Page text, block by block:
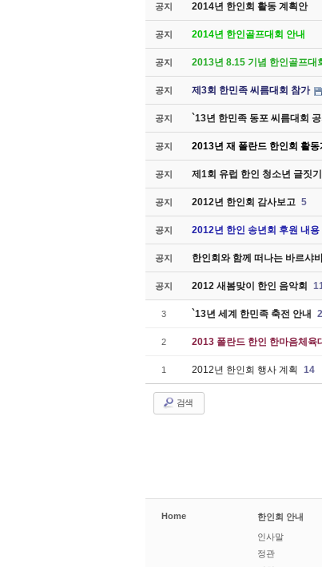
공지 2014년 한인회 활동 계획안
공지 2014년 한인골프대회 안내
공지 2013년 8.15 기념 한인골프대
공지 제3회 한민족 씨름대회 참가
공지 `13년 한민족 동포 씨름대회
공지 2013년 재 폴란드 한인회 활동
공지 제1회 유럽 한인 청소년 글짓
공지 2012년 한인회 감사보고 5
공지 2012년 한인 송년회 후원 내용
공지 한인회와 함께 떠나는 바르샤
공지 2012 새봄맞이 한인 음악회
3 `13년 세계 한민족 축전 안내
2 2013 폴란드 한인 한마음체육
1 2012년 한인회 행사 계획 14
검색
Home 한인회 안내
인사말
정관